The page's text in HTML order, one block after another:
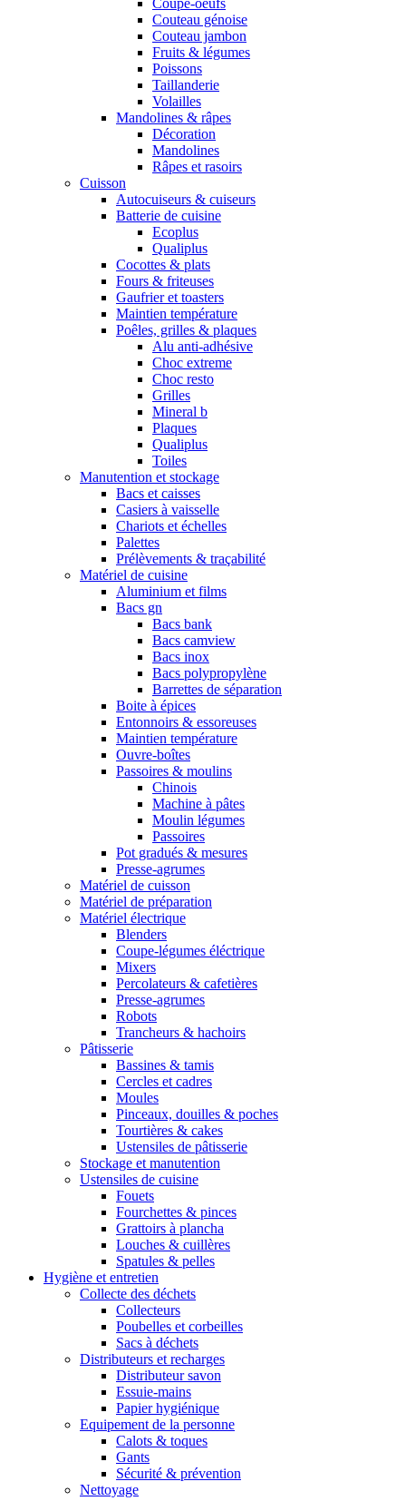
Coupe-oeufs
Couteau génoise
Couteau jambon
Fruits & légumes
Poissons
Taillanderie
Volailles
Mandolines & râpes
Décoration
Mandolines
Râpes et rasoirs
Cuisson
Autocuiseurs & cuiseurs
Batterie de cuisine
Ecoplus
Qualiplus
Cocottes & plats
Fours & friteuses
Gaufrier et toasters
Maintien température
Poêles, grilles & plaques
Alu anti-adhésive
Choc extreme
Choc resto
Grilles
Mineral b
Plaques
Qualiplus
Toiles
Manutention et stockage
Bacs et caisses
Casiers à vaisselle
Chariots et échelles
Palettes
Prélèvements & traçabilité
Matériel de cuisine
Aluminium et films
Bacs gn
Bacs bank
Bacs camview
Bacs inox
Bacs polypropylène
Barrettes de séparation
Boite à épices
Entonnoirs & essoreuses
Maintien température
Ouvre-boîtes
Passoires & moulins
Chinois
Machine à pâtes
Moulin légumes
Passoires
Pot gradués & mesures
Presse-agrumes
Matériel de cuisson
Matériel de préparation
Matériel électrique
Blenders
Coupe-légumes éléctrique
Mixers
Percolateurs & cafetières
Presse-agrumes
Robots
Trancheurs & hachoirs
Pâtisserie
Bassines & tamis
Cercles et cadres
Moules
Pinceaux, douilles & poches
Tourtières & cakes
Ustensiles de pâtisserie
Stockage et manutention
Ustensiles de cuisine
Fouets
Fourchettes & pinces
Grattoirs à plancha
Louches & cuillères
Spatules & pelles
Hygiène et entretien
Collecte des déchets
Collecteurs
Poubelles et corbeilles
Sacs à déchets
Distributeurs et recharges
Distributeur savon
Essuie-mains
Papier hygiénique
Equipement de la personne
Calots & toques
Gants
Sécurité & prévention
Nettoyage